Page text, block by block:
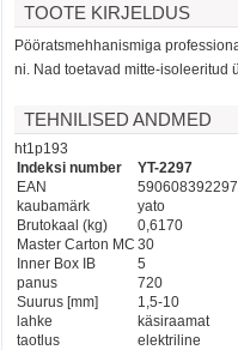
TOOTE KIRJELDUS
Pööratsmehhanismiga
ni. Nad toetavad mitte-isoleeritud
TEHNILISED ANDMED
ht1p193
Indeksi number
YT-2297
EAN
kaubamärk
yato
Brutokaal (kg)
0,6170
Master Carton MC 30
Inner Box IB
5
panus
720
Suurus [mm]
1,5-10
lahke
käsiraamat
taotlus
elektriline